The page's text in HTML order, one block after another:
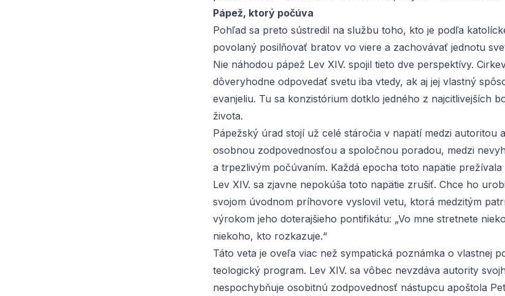
Pápež, ktorý počúva
Pohľad sa preto sústredil na službu toho, kto je podľa
povolaný posilňovať bratov vo viere a zachovávať jednotu
Nie náhodou pápež Lev XIV. spojil tieto dve perspektívy.
dôveryhodne odpovedať svetu iba vtedy, ak aj jej vlastný
evanjeliu. Tu sa konzistórium dotklo jedného z najcitlivejších
života.
Pápežský úrad stojí už celé stáročia v napätí medzi autoritou
osobnou zodpovednosťou a spoločnou poradou, medzi
a trpezlivým počúvaním. Každá epocha toto napätie prežívala
Lev XIV. sa zjavne nepokúša toto napätie zrušiť. Chce ho
svojom úvodnom príhovore vyslovil vetu, ktorá medzitým
výrokom jeho doterajšieho pontifikátu: „Vo mne stretnete
niekoho, kto rozkazuje.“
Táto veta je oveľa viac než sympatická poznámka o vlastnej
teologický program. Lev XIV. sa vôbec nevzdáva autority
nespochybňuje osobitnú zodpovednosť nástupcu apoštola